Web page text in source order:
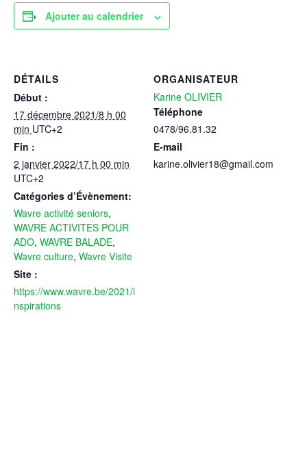
Ajouter au calendrier
DÉTAILS
Début :
17 décembre 2021/8 h 00
min UTC+2
Fin :
2 janvier 2022/17 h 00 min
UTC+2
Catégories d’Évènement:
Wavre activité seniors,
WAVRE ACTIVITES POUR
ADO, WAVRE BALADE,
Wavre culture, Wavre Visite
Site :
https://www.wavre.be/2021/i
nspirations
ORGANISATEUR
Karine OLIVIER
Téléphone
0478/96.81.32
E-mail
karine.olivier18@gmail.com